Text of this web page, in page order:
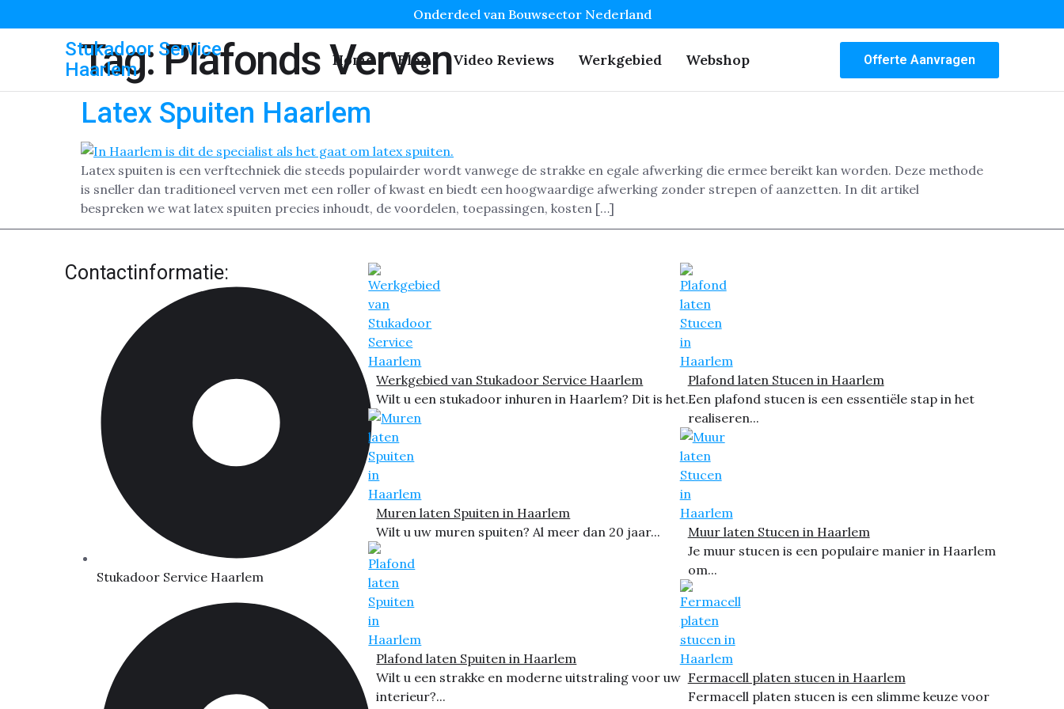
Onderdeel van Bouwsector Nederland
Stukadoor Service
Haarlem
Home Blog Video Reviews Werkgebied Webshop Offerte Aanvragen
Tag:Plafonds Verven
Latex Spuiten Haarlem
Latex spuiten is een verftechniek die steeds populairder wordt vanwege de strakke en egale afwerking die ermee bereikt kan worden. Deze methode
is sneller dan traditioneel verven met een roller of kwast en biedt een hoogwaardige afwerking zonder strepen of aanzetten. In dit artikel
bespreken we wat latex spuiten precies inhoudt, de voordelen, toepassingen, kosten […]
Contactinformatie:
Stukadoor Service Haarlem
Werkgebied van Stukadoor Service Haarlem
Wilt u een stukadoor inhuren in Haarlem? Dit is het...
Muren laten Spuiten in Haarlem
Wilt u uw muren spuiten? Al meer dan 20 jaar...
Plafond laten Spuiten in Haarlem
Wilt u een strakke en moderne uitstraling voor uw
interieur?...
Plafond laten Stucen in Haarlem
Een plafond stucen is een essentiële stap in het
realiseren...
Muur laten Stucen in Haarlem
Je muur stucen is een populaire manier in Haarlem
om...
Fermacell platen stucen in Haarlem
Fermacell platen stucen is een slimme keuze voor